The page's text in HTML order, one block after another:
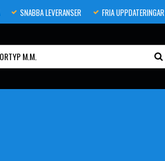
SNABBA LEVERANSER FRIA UPPDATERINGAR